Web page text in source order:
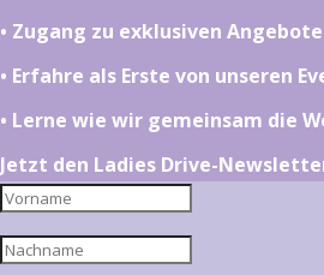
•⁠ ⁠⁠Zugang zu exklusiven
•⁠ ⁠⁠Erfahre als Erste von unseren
•⁠ ⁠⁠Lerne wie wir gemeinsam die
Jetzt den Ladies Drive-